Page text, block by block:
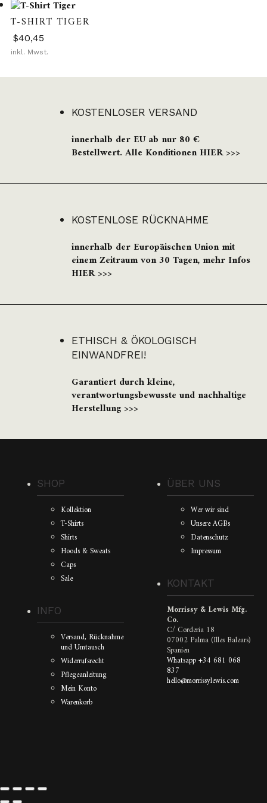
gewählt
werden
können
auf
der
Produktseite
gewählt
weist
mehrere
Varianten
auf.
Optionen
T-SHIRT TIGER
$40,45
inkl. Mwst.
Produkt
auf
KOSTENLOSER VERSAND
innerhalb der EU ab nur 80 €
Bestellwert. Alle Konditionen HIER >>>
KOSTENLOSE RÜCKNAHME
innerhalb der Europäischen Union mit
einem Zeitraum von 30 Tagen, mehr Infos
HIER >>>
ETHISCH & ÖKOLOGISCH
EINWANDFREI!
Garantiert durch kleine,
verantwortungsbewusste und nachhaltige
Herstellung >>>
SHOP
Kollektion
T-Shirts
Shirts
Hoods & Sweats
Caps
Sale
INFO
Versand, Rücknahme
und Umtausch
Widerrufsrecht
Pflegeanleitung
Mein Konto
Warenkorb
ÜBER UNS
Wer wir sind
Unsere AGBs
Datenschutz
Impressum
KONTAKT
Morrissy & Lewis Mfg.
Co.
C/ Corderia 18
07002 Palma (Illes Balears)
Spanien
Whatsapp +34 681 068
837
hello@morrissylewis.com